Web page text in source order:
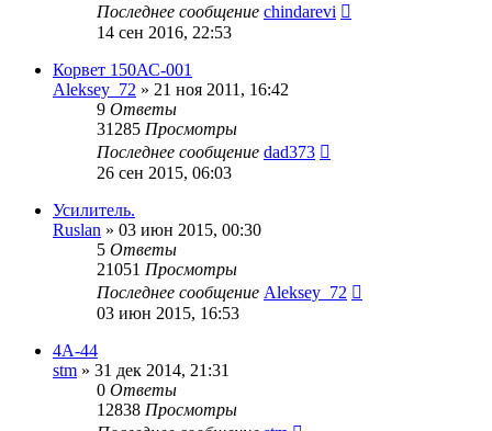
Последнее сообщение chindarevi
14 сен 2016, 22:53
Корвет 150АС-001
Aleksey_72 » 21 ноя 2011, 16:42
9 Ответы
31285 Просмотры
Последнее сообщение dad373
26 сен 2015, 06:03
Усилитель.
Ruslan » 03 июн 2015, 00:30
5 Ответы
21051 Просмотры
Последнее сообщение Aleksey_72
03 июн 2015, 16:53
4А-44
stm » 31 дек 2014, 21:31
0 Ответы
12838 Просмотры